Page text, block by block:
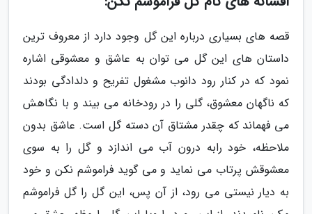
قصه های بسیاری درباره این گل وجود دارد از معروف ترین
داستان های این گل می توان به عاشق و معشوقی اشاره
نمود که در کنار رود دانوب مشغول تفریح و دلدادگی بودند
که ناگهان معشوق، گلی را در رودخانه می بیند و با نگاهش
می فهماند که چقدر مشتاق آن دسته گل است. عاشق بدون
ملاحظه، خود رابه درون آب می اندازد و گل را به سوی
معشوقش پرتاب می نماید و می گوید فراموشم نکن و خود
به دیار نیستی می رود، از آن پس، این گل را گل فراموشم